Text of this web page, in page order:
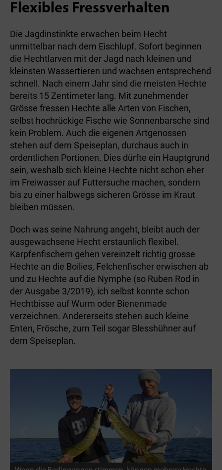
Flexibles Fressverhalten
Die Jagdinstinkte erwachen beim Hecht
unmittelbar nach dem Eischlupf. Sofort beginnen
die Hechtlarven mit der Jagd nach kleinen und
kleinsten Wassertieren und wachsen entsprechend
schnell. Nach einem Jahr sind die meisten Hechte
bereits 15 Zentimeter lang. Mit zunehmender
Grösse fressen Hechte alle Arten von Fischen,
selbst hochrückige Fische wie Sonnenbarsche sind
kein Problem. Auch die eigenen Artgenossen
stehen auf dem Speiseplan, durchaus auch in
ordentlichen Portionen. Dies dürfte ein Hauptgrund
sein, weshalb sich kleine Hechte nicht schon eher
im Freiwasser auf Futtersuche machen, sondern
bis zu einer halbwegs sicheren Grösse im Kraut
bleiben müssen.
Doch was seine Nahrung angeht, bleibt auch der
ausgewachsene Hecht erstaunlich flexibel.
Karpfenfischern gehen vereinzelt richtig grosse
Hechte an die Boilies, Felchen­fischer erwischen ab
und zu Hechte auf die Nymphe (so Ruben Rod in
der Ausgabe 3/2019), ich selbst konnte schon
Hechtbisse auf Wurm oder Bienenmade
verzeichnen. Andererseits stehen auch kleine
Enten, Frösche, zum Teil sogar Blesshühner auf
dem Speiseplan.